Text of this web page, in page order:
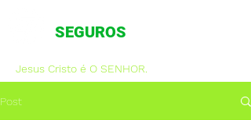
SEGUROS
Jesus Cristo é O SENHOR.
Post